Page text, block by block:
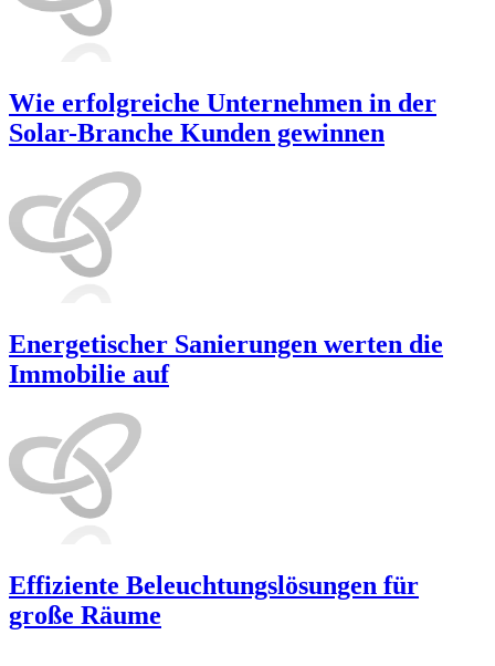
Wie erfolgreiche Unternehmen in der
Solar-Branche Kunden gewinnen
Energetischer Sanierungen werten die
Immobilie auf
Effiziente Beleuchtungslösungen für
große Räume